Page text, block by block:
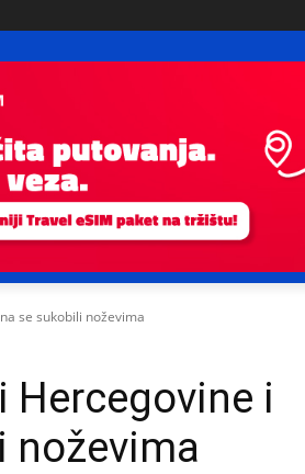
se sukobili noževima
Hercegovine i
noževima